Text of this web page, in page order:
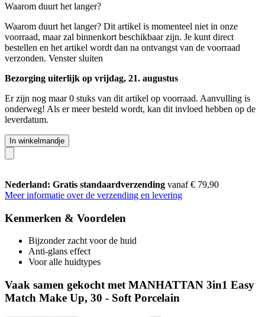
Waarom duurt het langer?
Waarom duurt het langer? Dit artikel is momenteel niet in onze
voorraad, maar zal binnenkort beschikbaar zijn. Je kunt direct
bestellen en het artikel wordt dan na ontvangst van de voorraad
verzonden. Venster sluiten
Bezorging uiterlijk op vrijdag, 21. augustus
Er zijn nog maar 0 stuks van dit artikel op voorraad. Aanvulling is
onderweg! Als er meer besteld wordt, kan dit invloed hebben op de
leverdatum.
In winkelmandje
Nederland: Gratis standaardverzending vanaf € 79,90
Meer informatie over de verzending en levering
Kenmerken & Voordelen
Bijzonder zacht voor de huid
Anti-glans effect
Voor alle huidtypes
Vaak samen gekocht met MANHATTAN 3in1 Easy
Match Make Up, 30 - Soft Porcelain